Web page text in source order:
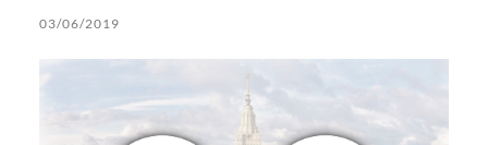
03/06/2019